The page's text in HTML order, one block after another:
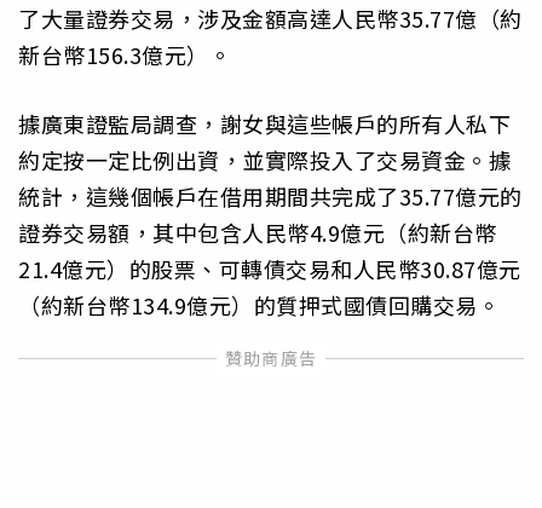
了大量證券交易，涉及金額高達人民幣35.77億（約
新台幣156.3億元）。
據廣東證監局調查，謝女與這些帳戶的所有人私下
約定按一定比例出資，並實際投入了交易資金。據
統計，這幾個帳戶在借用期間共完成了35.77億元的
證券交易額，其中包含人民幣4.9億元（約新台幣
21.4億元）的股票、可轉債交易和人民幣30.87億元
（約新台幣134.9億元）的質押式國債回購交易。